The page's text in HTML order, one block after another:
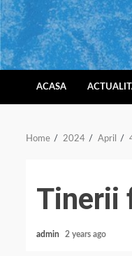
Skip
to
content
ACASA
Home 2024 April
Tinerii
admin 2 years ago